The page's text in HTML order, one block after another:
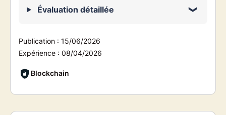
Évaluation détaillée
Publication : 15/06/2026
Expérience : 08/04/2026
Blockchain